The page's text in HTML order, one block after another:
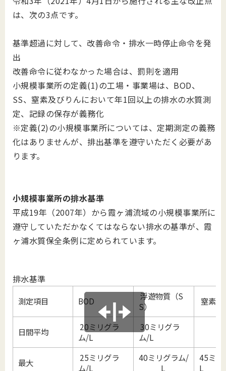
は、次の3点です。
基準超過に対して、改善命令・排水一時停止命令を発
出
改善命令に従わなかった場合は、罰則を適用
小規模事業所の定義(1)の工場・事業場は、 BOD、
SS、窒素及びりんにおいて年1回以上の排水の水質測
定、記録の保存が義務化
※定義(2)の小規模事業所については、定期測定の義務
化はありませんが、排出基準を遵守いただく必要があ
ります。
小規模事業所の排水基準
平成19年（2007年）から霞ヶ浦流域の小規模事業所に
遵守していただかなくてはならない排水の基準が、霞
ヶ浦水質保全条例に定められています。
排水基準
測定項目 BOD
浮遊物質（S
S）
窒素
日間平均
20ミリグラ
ム/L
30ミリグラ
ム/L
最大
25ミリグラ
ム/L
40ミリグラム/
L
45ミリ
L